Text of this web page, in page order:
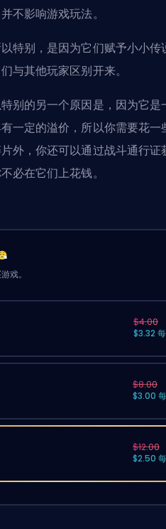
不影响游戏玩法。
特别，是因为它们赋予小小传
与其他玩家区别开来。
别的另一个原因是，因为它
一定的溢价，所以你需要花一
外，你还可以通过战斗通行
必在它们上花钱。
戏。
$4.00
$3.32
$8.00
$3.00
$12.00
$2.50